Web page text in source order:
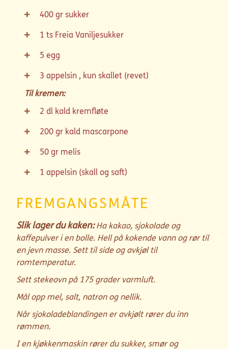
400 gr sukker
1 ts Freia Vaniljesukker
5 egg
3 appelsin , kun skallet (revet)
Til kremen:
2 dl kald kremfløte
200 gr kald mascarpone
50 gr melis
1 appelsin (skall og saft)
FREMGANGSMÅTE
Slik lager du kaken:Ha kakao, sjokolade og
kaffepulver i en bolle. Hell på kokende vann og rør til
en jevn masse. Sett til side og avkjøl til
romtemperatur.
Sett stekeovn på 175 grader varmluft.
Mål opp mel, salt, natron og nellik.
Når sjokoladeblandingen er avkjølt rører du inn
rømmen.
I en kjøkkenmaskin rører du sukker, smør og